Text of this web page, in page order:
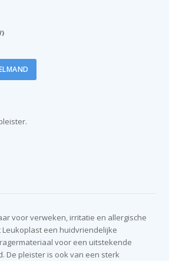
voor verweken, irritatie en allergische
een huidvriendelijke
voor een uitstekende
De pleister is ook van een sterk